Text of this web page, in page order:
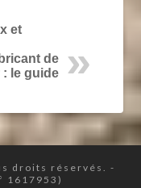
et
de
le guide
droits réservés. -
1617953)